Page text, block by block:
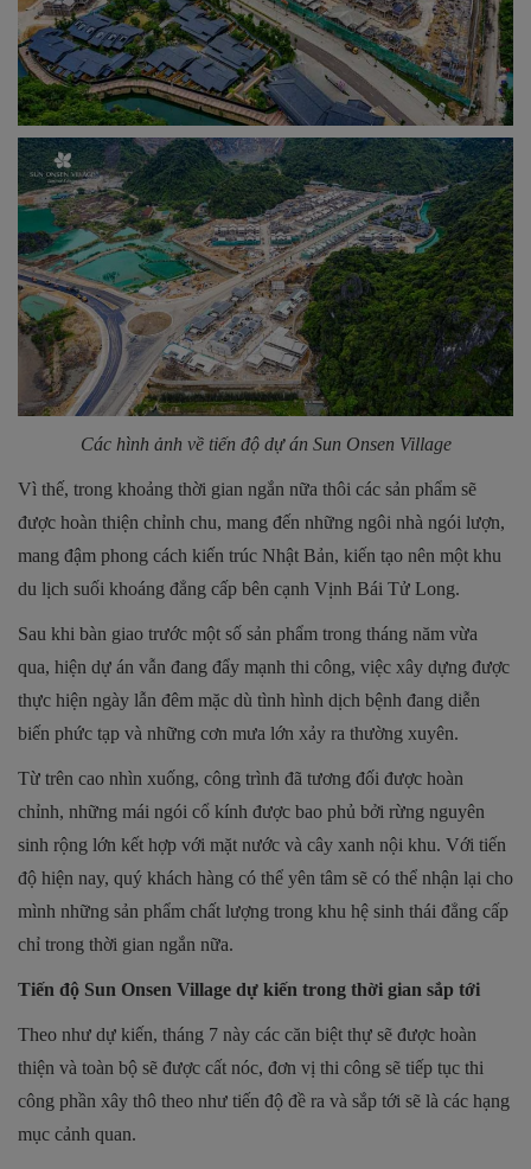
Các hình ảnh về tiến độ dự án Sun Onsen Village
Vì thế, trong khoảng thời gian ngắn nữa thôi các sản phẩm sẽ
được hoàn thiện chỉnh chu, mang đến những ngôi nhà ngói lượn,
mang đậm phong cách kiến trúc Nhật Bản, kiến tạo nên một khu
du lịch suối khoáng đẳng cấp bên cạnh Vịnh Bái Tử Long.
Sau khi bàn giao trước một số sản phẩm trong tháng năm vừa
qua, hiện dự án vẫn đang đẩy mạnh thi công, việc xây dựng được
thực hiện ngày lẫn đêm mặc dù tình hình dịch bệnh đang diễn
biến phức tạp và những cơn mưa lớn xảy ra thường xuyên.
Từ trên cao nhìn xuống, công trình đã tương đối được hoàn
chỉnh, những mái ngói cổ kính được bao phủ bởi rừng nguyên
sinh rộng lớn kết hợp với mặt nước và cây xanh nội khu. Với tiến
độ hiện nay, quý khách hàng có thể yên tâm sẽ có thể nhận lại cho
mình những sản phẩm chất lượng trong khu hệ sinh thái đẳng cấp
chỉ trong thời gian ngắn nữa.
Tiến độ Sun Onsen Village dự kiến trong thời gian sắp tới
Theo như dự kiến, tháng 7 này các căn biệt thự sẽ được hoàn
thiện và toàn bộ sẽ được cất nóc, đơn vị thi công sẽ tiếp tục thi
công phần xây thô theo như tiến độ đề ra và sắp tới sẽ là các hạng
mục cảnh quan.